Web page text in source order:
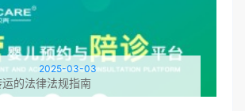
2025-03-03
的法律法规指南